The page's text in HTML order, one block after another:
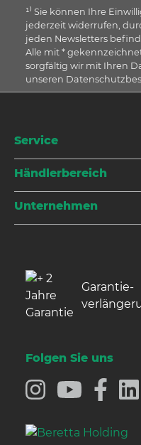
¹⁾ Sie können Ihre
jederzeit widerrufen,
jeden Newsletters
Alle mit *
sorgfältig wir mit Ihren
unseren
Service
Händlerbereich
Unternehmen
Garantie­
Folgen Sie uns